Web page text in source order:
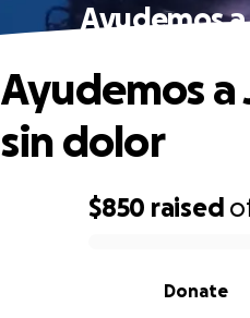
Ayudemos
$850 raised
Donate
Ayudemos a
sin dolor